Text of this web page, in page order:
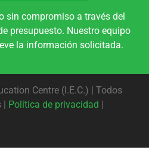
sin compromiso a través del
presupuesto. Nuestro equipo
la información solicitada.
Centre (I.E.C.) | Todos
| Política de privacidad |